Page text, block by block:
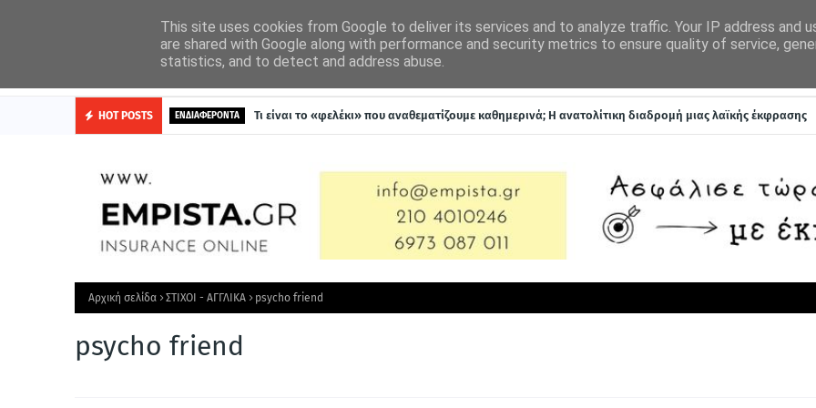
ΛΟΓΟΥ ΧΑΡΗ
HOT POSTS ΕΝΔΙΑΦΕΡΟΝΤΑ Τι είναι το «φελέκι» που αναθεματίζουμε καθημερινά; Η ανατολίτικη διαδρομή μιας λαϊκής έκφρασης
Αρχική σελίδα ΣΤΙΧΟΙ - ΑΓΓΛΙΚΑ psycho friend
psycho friend
This site uses cookies from Google to deliver its services and to analyze traffic. Your IP address and
are shared with Google along with performance and security metrics to ensure quality of service,
statistics, and to detect and address abuse.